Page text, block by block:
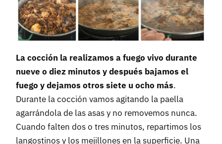
La cocción la realizamos a fuego vivo durante
nueve o diez minutos y después bajamos el
fuego y dejamos otros siete u ocho más.
Durante la cocción vamos agitando la paella
agarrándola de las asas y no removemos nunca.
Cuando falten dos o tres minutos, repartimos los
langostinos y los mejillones en la superficie. Una